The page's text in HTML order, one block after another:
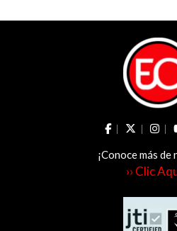
gobierno de De la
¡Conoce más
›› Clic